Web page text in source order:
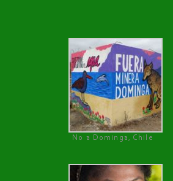
No a Dominga, Chile